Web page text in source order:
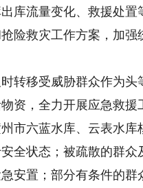
库流量变化、救援处置
险救灾工作方案，加强
移受威胁群众作为头
资，全力开展应急救援
市六蓝水库、云表水库
全状态；被疏散的群众
安置；部分有条件的群